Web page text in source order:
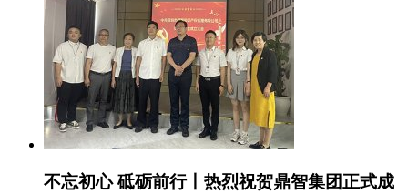
不忘初心 砥砺前行丨热烈祝贺鼎智集团正式成